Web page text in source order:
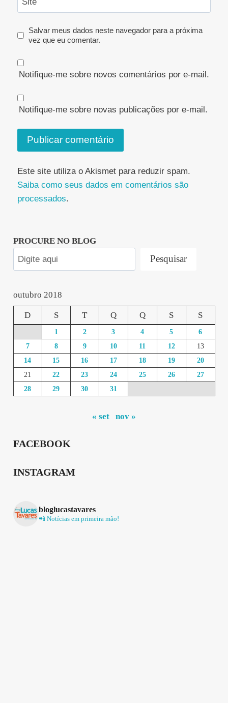
Salvar meus dados neste navegador para a próxima
vez que eu comentar.
Notifique-me sobre novos comentários por e-mail.
Notifique-me sobre novas publicações por e-mail.
Este site utiliza o Akismet para reduzir spam.
Saiba como seus dados em comentários são
processados.
PROCURE NO BLOG
Pesquisar
outubro 2018
D S T Q Q S S
1 2 3 4 5
6
7
8 9 10 11 12
13
14
15 16 17 18 19
20
21
22 23 24 25 26
27
28
29 30 31
« set nov »
FACEBOOK
INSTAGRAM
bloglucastavares
📲 Notícias em primeira mão!